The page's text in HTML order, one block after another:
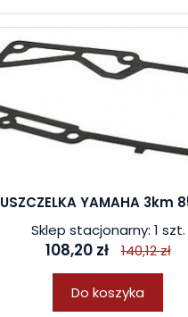
USZCZELKA YAMAHA 3km
Sklep stacjonarny: 1 szt.
108,20 zł 140,12 zł
Do koszyka